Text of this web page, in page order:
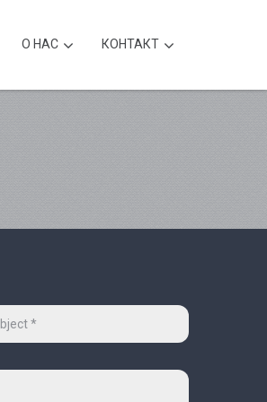
О НАС КОНТАКТ